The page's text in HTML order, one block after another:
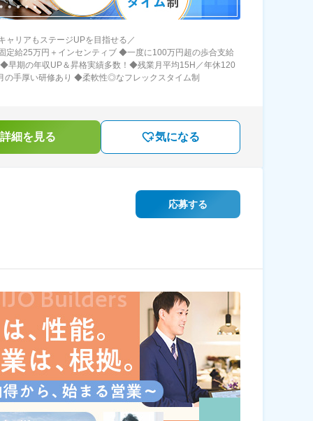
ャリアもステージUPを目指せる／
定給25万円＋インセンティブ ◆一度に100万円超の歩合支給
早期の年収UP＆昇格実績多数！◆残業月平均15H／年休120
の手厚い研修あり ◆柔軟性◎なフレックスタイム制
細を見る 気になる
応募する